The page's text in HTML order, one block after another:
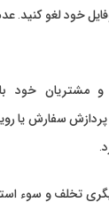
خود لغو
مورد وضعیت پردازش
تخلف و سوء